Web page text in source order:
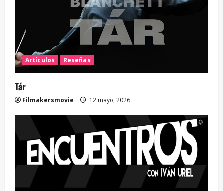
Artículos Reseñas
Tár
Filmakersmovie 12 mayo, 2026